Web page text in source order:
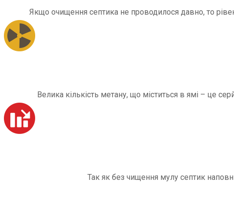
Якщо очищення септика не проводилося давно, то
Велика кількість метану, що міститься в ямі – це
Так як без чищення мулу септик